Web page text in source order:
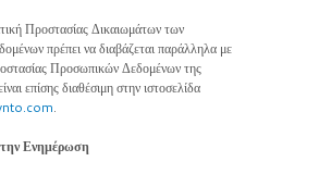
Προστασίας Δικαιωμάτων των
πρέπει να διαβάζεται παράλληλα με
Προσωπικών Δεδομένων της
επίσης διαθέσιμη στην ιστοσελίδα
.
Ενημέρωση